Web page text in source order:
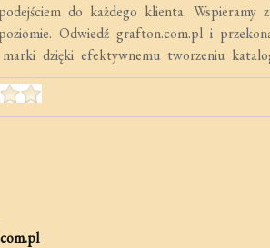
do każdego klienta.
Odwiedź grafton.com.pl i
dzięki efektywnemu tworzeniu